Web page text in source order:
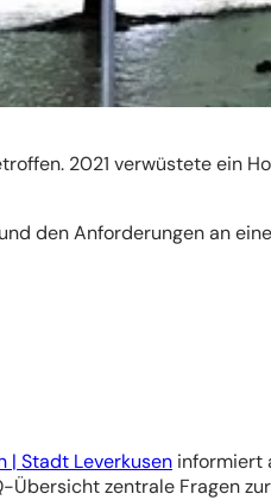
2021 verwüstete ein
den Anforderungen an
| Stadt Leverkusen informiert
zentrale Fragen